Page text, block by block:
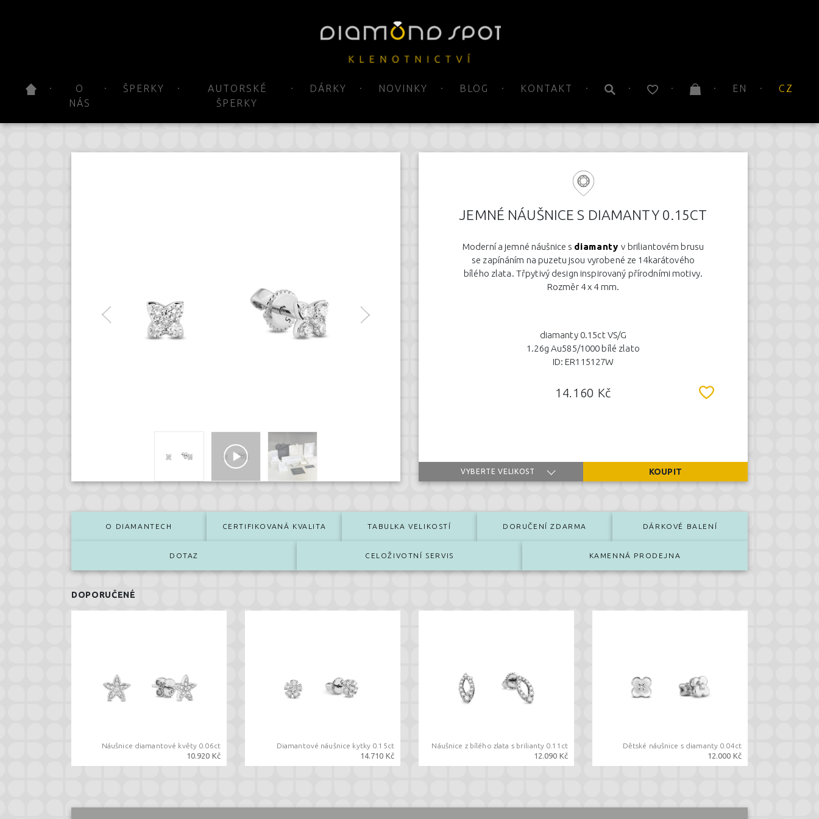
O
NÁS
ŠPERKY
AUTORSKÉ
ŠPERKY
DÁRKY NOVINKY BLOG KONTAKT EN CZ
JEMNÉ NÁUŠNICE S DIAMANTY 0.15CT
Moderní a jemné náušnice s diamantyv briliantovém brusu
se zapínáním na puzetu jsou vyrobené ze 14karátového
bílého zlata. Třpytivý design inspirovaný přírodními motivy.
Rozměr 4 x 4 mm.
diamanty 0.15ct VS/G
1.26g Au585/1000 bílé zlato
ID: ER115127W
14.160 Kč
VYBERTE VELIKOST KOUPIT
O DIAMANTECH CERTIFIKOVANÁ KVALITA TABULKA VELIKOSTÍ DORUČENÍ ZDARMA DÁRKOVÉ BALENÍ
DOTAZ CELOŽIVOTNÍ SERVIS KAMENNÁ PRODEJNA
DOPORUČENÉ
Náušnice diamantové květy 0.06ct
10.920 Kč
Diamantové náušnice kytky 0.15ct
14.710 Kč
Náušnice z bílého zlata s brilianty 0.11ct
12.090 Kč
Dětské náušnice s diamanty 0.04ct
12.000 Kč